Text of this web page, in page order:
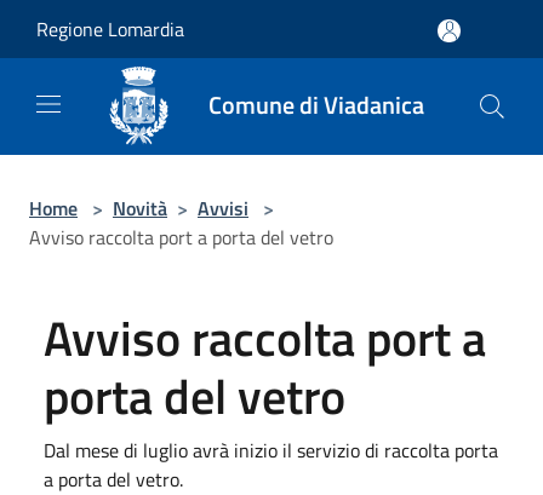
Regione Lomardia
Comune di Viadanica
Home > Novità > Avvisi >
Avviso raccolta port a porta del vetro
Avviso raccolta port a
porta del vetro
Dal mese di luglio avrà inizio il servizio di raccolta porta
a porta del vetro.